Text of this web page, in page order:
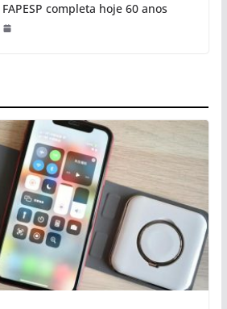
FAPESP completa hoje 60 anos